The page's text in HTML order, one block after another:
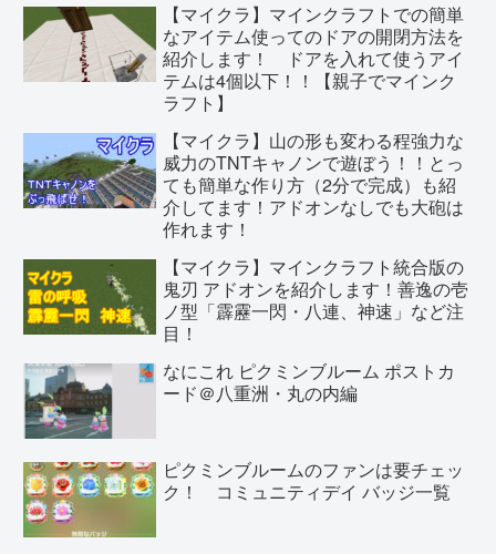
【マイクラ】マインクラフトでの簡単
なアイテム使ってのドアの開閉方法を
紹介します！ ドアを入れて使うアイ
テムは4個以下！！【親子でマインク
ラフト】
【マイクラ】山の形も変わる程強力な
威力のTNTキャノンで遊ぼう！！とっ
ても簡単な作り方（2分で完成）も紹
介してます！アドオンなしでも大砲は
作れます！
【マイクラ】マインクラフト統合版の
鬼刃 アドオンを紹介します！善逸の壱
ノ型「霹靂一閃・八連、神速」など注
目！
なにこれ ピクミンブルーム ポストカ
ード＠八重洲・丸の内編
ピクミンブルームのファンは要チェッ
ク！ コミュニティデイ バッジ一覧